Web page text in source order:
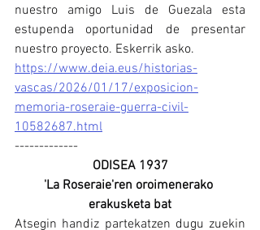
nuestro amigo Luis de Guezala esta
estupenda oportunidad de presentar
nuestro proyecto. Eskerrik asko.
https://www.deia.eus/historias-
vascas/2026/01/17/exposicion-
memoria-roseraie-guerra-civil-
10582687.html
-------------
ODISEA 1937
'La Roseraie'ren oroimenerako
erakusketa bat
Atsegin handiz partekatzen dugu zuekin